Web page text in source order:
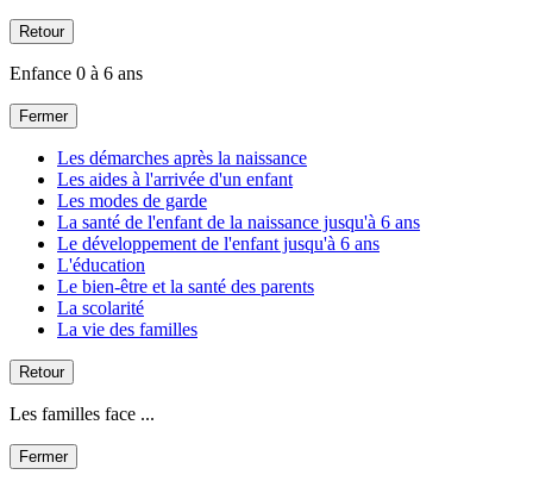
Retour
Enfance 0 à 6 ans
Fermer
Les démarches après la naissance
Les aides à l'arrivée d'un enfant
Les modes de garde
La santé de l'enfant de la naissance jusqu'à 6 ans
Le développement de l'enfant jusqu'à 6 ans
L'éducation
Le bien-être et la santé des parents
La scolarité
La vie des familles
Retour
Les familles face ...
Fermer